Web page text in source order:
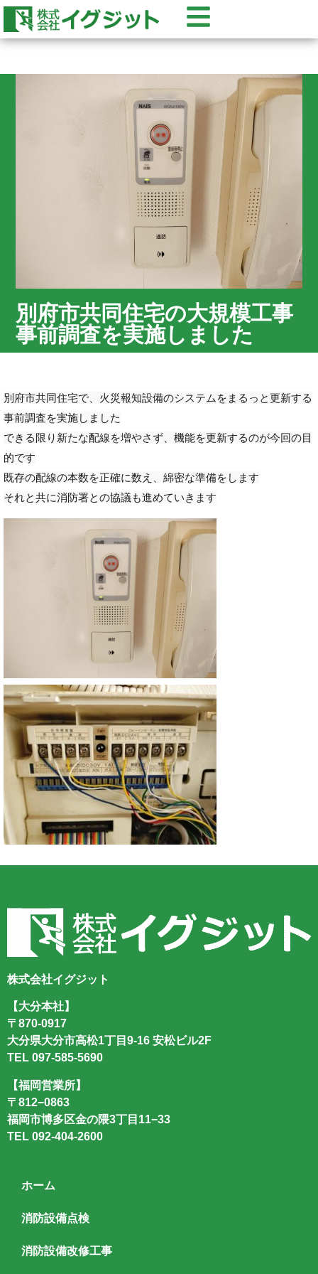
別府市共同住宅の大規模工事
事前調査を実施しました
別府市共同住宅で、火災報知設備のシステムをまるっと更新する
事前調査を実施しました
できる限り新たな配線を増やさず、機能を更新するのが今回の目
的です
既存の配線の本数を正確に数え、綿密な準備をします
それと共に消防署との協議も進めていきます
株式会社イグジット
【大分本社】
〒870-0917
大分県大分市高松1丁目9-16 安松ビル2F
TEL 097-585-5690
【福岡営業所】
〒812−0863
福岡市博多区金の隈3丁目11−33
TEL 092-404-2600
ホーム
消防設備点検
消防設備改修工事